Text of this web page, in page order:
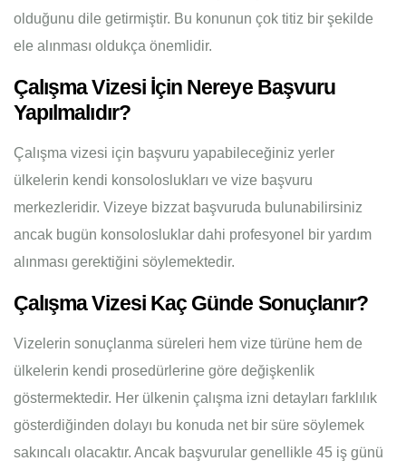
olduğunu dile getirmiştir. Bu konunun çok titiz bir şekilde
ele alınması oldukça önemlidir.
Çalışma Vizesi İçin Nereye Başvuru
Yapılmalıdır?
Çalışma vizesi için başvuru yapabileceğiniz yerler
ülkelerin kendi konsoloslukları ve vize başvuru
merkezleridir. Vizeye bizzat başvuruda bulunabilirsiniz
ancak bugün konsolosluklar dahi profesyonel bir yardım
alınması gerektiğini söylemektedir.
Çalışma Vizesi Kaç Günde Sonuçlanır?
Vizelerin sonuçlanma süreleri hem vize türüne hem de
ülkelerin kendi prosedürlerine göre değişkenlik
göstermektedir. Her ülkenin çalışma izni detayları farklılık
gösterdiğinden dolayı bu konuda net bir süre söylemek
sakıncalı olacaktır. Ancak başvurular genellikle 45 iş günü